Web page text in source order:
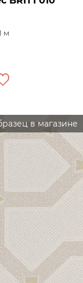
м
в магазине